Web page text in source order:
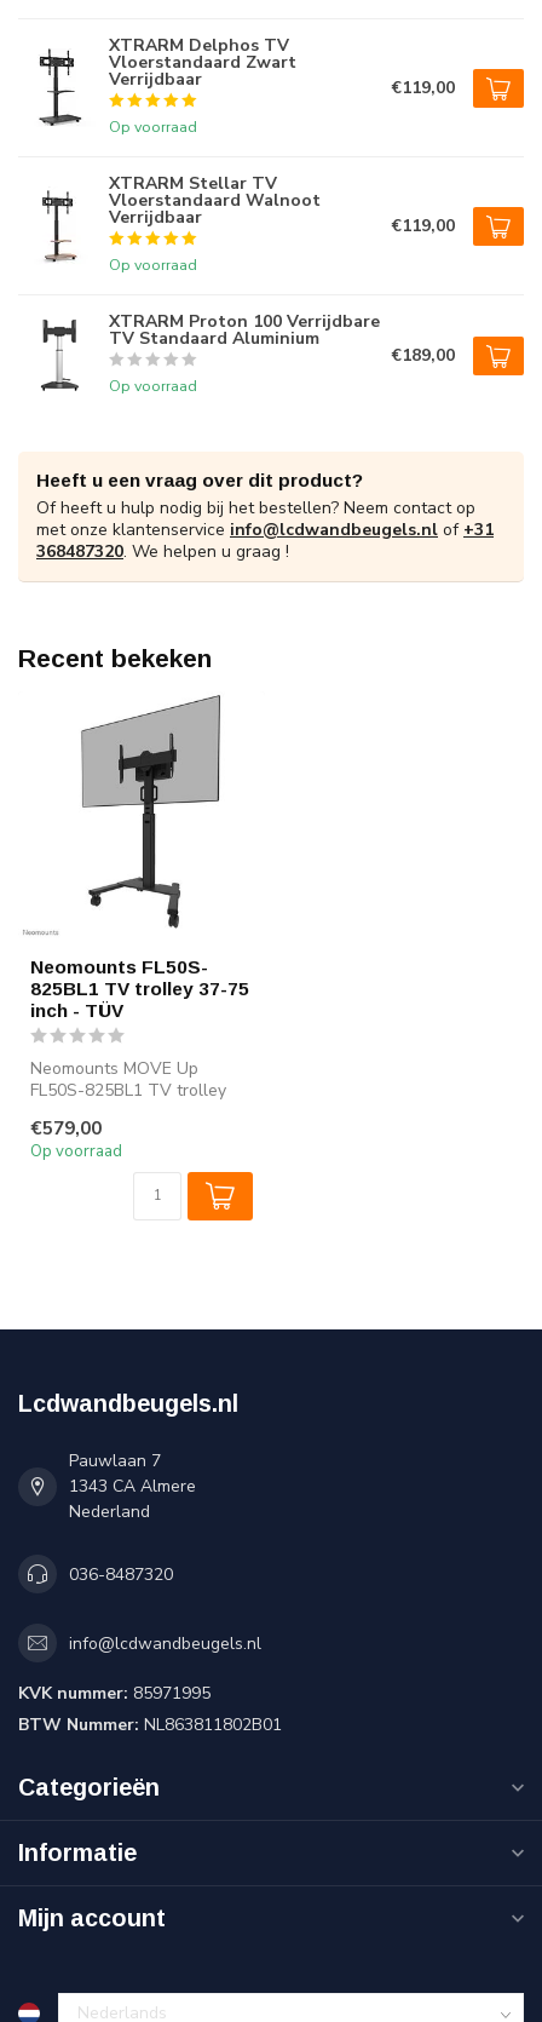
XTRARM Delphos TV
Vloerstandaard Zwart
Verrijdbaar
Op voorraad
€119,00
XTRARM Stellar TV
Vloerstandaard Walnoot
Verrijdbaar
Op voorraad
€119,00
XTRARM Proton 100 Verrijdbare
TV Standaard Aluminium
Op voorraad
€189,00
Heeft u een vraag over dit product?
Of heeft u hulp nodig bij het bestellen? Neem contact op
met onze klantenservice info@lcdwandbeugels.nl of +31
368487320. We helpen u graag !
Recent bekeken
Neomounts FL50S-
825BL1 TV trolley 37-75
inch - TÜV
Neomounts MOVE Up
FL50S-825BL1 TV trolley
manueel h 104-157...
€579,00
Op voorraad
Lcdwandbeugels.nl
Pauwlaan 7
1343 CA Almere
Nederland
036-8487320
info@lcdwandbeugels.nl
KVK nummer: 85971995
BTW Nummer: NL863811802B01
Categorieën
Informatie
Mijn account